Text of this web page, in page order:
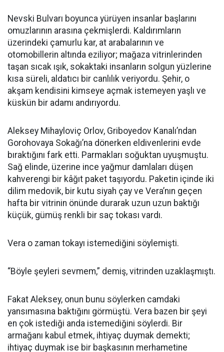
Nevski Bulvarı boyunca yürüyen insanlar başlarını
omuzlarının arasına çekmişlerdi. Kaldırımların
üzerindeki çamurlu kar, at arabalarının ve
otomobillerin altında eziliyor; mağaza vitrinlerinden
taşan sıcak ışık, sokaktaki insanların solgun yüzlerine
kısa süreli, aldatıcı bir canlılık veriyordu. Şehir, o
akşam kendisini kimseye açmak istemeyen yaşlı ve
küskün bir adamı andırıyordu.
Aleksey Mihayloviç Orlov, Griboyedov Kanalı’ndan
Gorohovaya Sokağı’na dönerken eldivenlerini evde
bıraktığını fark etti. Parmakları soğuktan uyuşmuştu.
Sağ elinde, üzerine ince yağmur damlaları düşen
kahverengi bir kâğıt paket taşıyordu. Paketin içinde iki
dilim medovik, bir kutu siyah çay ve Vera’nın geçen
hafta bir vitrinin önünde durarak uzun uzun baktığı
küçük, gümüş renkli bir saç tokası vardı.
Vera o zaman tokayı istemediğini söylemişti.
“Böyle şeyleri sevmem,” demiş, vitrinden uzaklaşmıştı.
Fakat Aleksey, onun bunu söylerken camdaki
yansımasına baktığını görmüştü. Vera bazen bir şeyi
en çok istediği anda istemediğini söylerdi. Bir
armağanı kabul etmek, ihtiyaç duymak demekti;
ihtiyaç duymak ise bir başkasının merhametine